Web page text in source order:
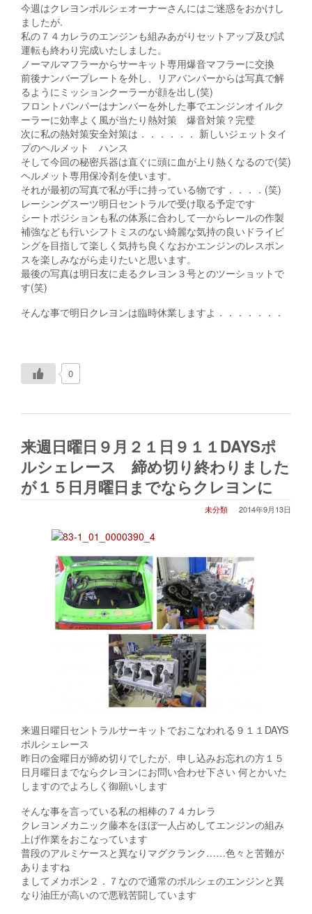
今週はクレヨンポルシェオーナーさんにはご迷惑をおかけし
ましたが.
私の７４カレラのエンジンも組みあがりセットアップ及び試
運転も終わり完成いたしました。
ノーマルマフラーからサーキット専用爆音マフラーに交換
前後ナンバープレートを外し、リアバンパーからは写真で解
るようにミッションクーラーが顔を出し(笑)
フロントバンパーはナンバーを外した事でエンジンオイルク
ーラーに効率よく風が当たり熱対策 爆音対策？完璧
次に私の熱対策安全対策は．．．．．． 新しいジェットタイ
プのヘルメット ハンス
そして今回の秘密兵器は直ぐに頭に血が上り熱くなるので(笑)
ヘルメット専用保冷剤を使います。
それが最初の写真で私が手に持っている物です．．．．(笑)
レーシングスーツ明日セントラルで受け取る予定です
シートポジションも私の体系に合わして一からレールの作製
補強なども行いシフトミスのない綺麗な気持の良いドライビ
ングを目指して楽しく気持ち良くなおかエンジンのレスポン
スを楽しみながら走りたいと思います。
最後の写真は明日友に走るクレヨン３号とのツーショットで
す(笑)
そんな事で明日クレヨンは臨時休業しますよ．．．．．．．
0
来週日曜日９月２１日９１１DAYSポ
ルシェレース 締め切り終わりました
が１５日月曜日までならクレヨンに
2014年9月13日
未分類
来週日曜日セントラルサーキットでおこなわれる９１１DAYS
ポルシェレース
昨日の金曜日が締め切りでしたが、申し込みお忘れの方１５
日月曜日までならクレヨンにお問い合わせ下さい 何とかいた
しますのでよろしく御願いします
そんな事を言っている私の相棒の７４カレラ
クレヨンメカニック藤本をほぼ一人占めしてエンジンの組み
上げ作業をおこなっています
普段のアルミケースと異なりマグクランク……色々と苦難が
ありますね
ましてメカポン２．７なので通常のポルシェのエンジンと異
なり油圧が高いので悪戦苦闘しています